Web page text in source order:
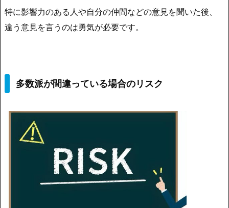
特に影響力のある人や自分の仲間などの意見を聞いた後、
違う意見を言うのは勇気が必要です。
多数派が間違っている場合のリスク